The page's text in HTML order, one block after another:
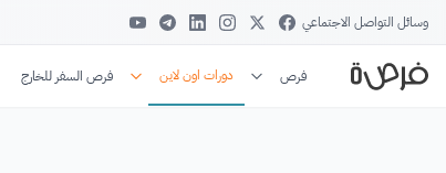
وسائل التواصل الاجتماعي
فرص دورات اون لاين فرص السفر للخارج